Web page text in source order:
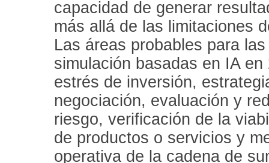
capacidad de generar
más allá de las limitaciones
Las áreas probables para
simulación basadas en IA
estrés de inversión,
negociación, evaluación y
riesgo, verificación de la
de productos o servicios y
operativa de la cadena de